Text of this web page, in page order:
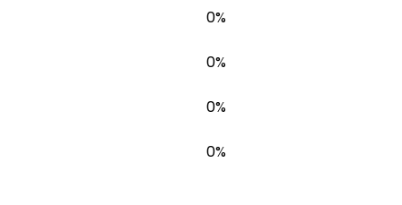
0%
0%
0%
0%